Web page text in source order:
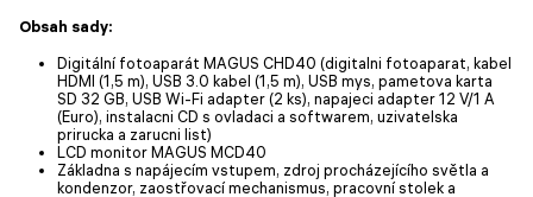
Obsah sady:
Digitální fotoaparát MAGUS CHD40 (digitalni fotoaparat, kabel
HDMI (1,5 m), USB 3.0 kabel (1,5 m), USB mys, pametova karta
SD 32 GB, USB Wi-Fi adapter (2 ks), napajeci adapter 12 V/1 A
(Euro), instalacni CD s ovladaci a softwarem, uzivatelska
prirucka a zarucni list)
LCD monitor MAGUS MCD40
Základna s napájecím vstupem, zdroj procházejícího světla a
kondenzor, zaostřovací mechanismus, pracovní stolek a